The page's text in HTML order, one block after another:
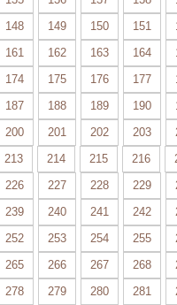
148 149 150 151
161 162 163 164
174 175 176 177
187 188 189 190
200 201 202 203
213 214 215 216
226 227 228 229
239 240 241 242
252 253 254 255
265 266 267 268
278 279 280 281